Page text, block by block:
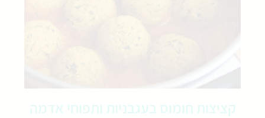
קציצות חומוס בעגבניות ותפוחי אדמה